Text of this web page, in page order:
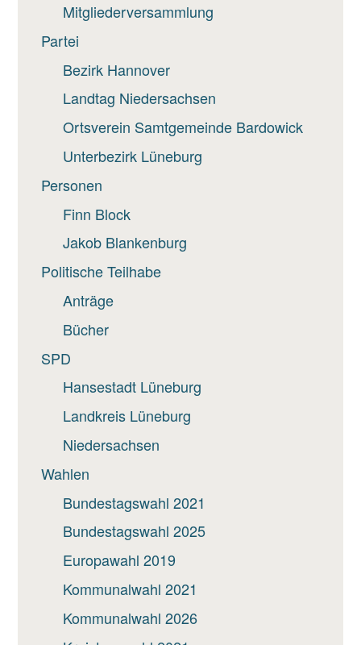
Mitgliederversammlung
Partei
Bezirk Hannover
Landtag Niedersachsen
Ortsverein Samtgemeinde Bardowick
Unterbezirk Lüneburg
Personen
Finn Block
Jakob Blankenburg
Politische Teilhabe
Anträge
Bücher
SPD
Hansestadt Lüneburg
Landkreis Lüneburg
Niedersachsen
Wahlen
Bundestagswahl 2021
Bundestagswahl 2025
Europawahl 2019
Kommunalwahl 2021
Kommunalwahl 2026